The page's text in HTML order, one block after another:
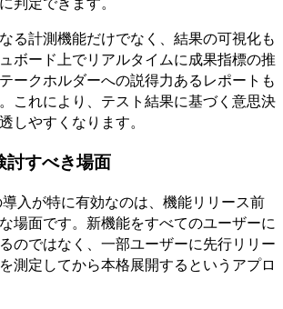
る計測機能だけでなく、結果の可視化も
ボード上でリアルタイムに成果指標の推
ークホルダーへの説得力あるレポートも
これにより、テスト結果に基づく意思決
しやすくなります。
討すべき場面
入が特に有効なのは、機能リリース前
場面です。新機能をすべてのユーザーに
のではなく、一部ユーザーに先行リリー
測定してから本格展開するというアプロ